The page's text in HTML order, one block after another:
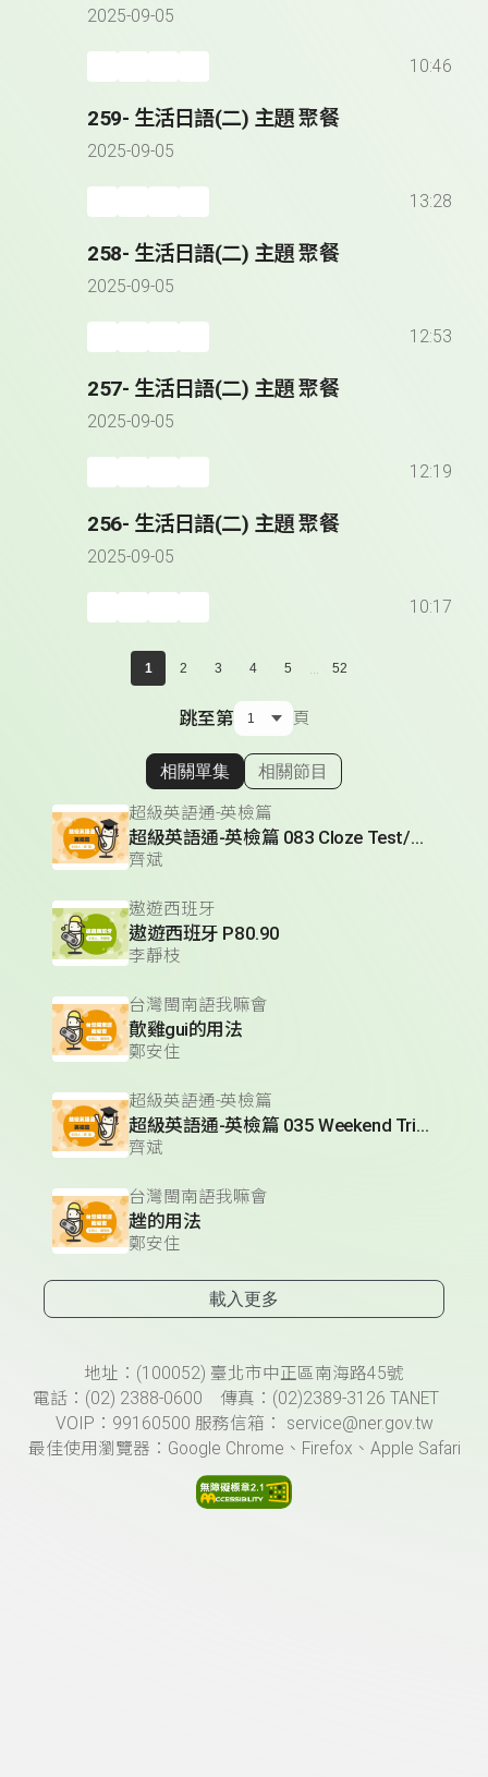
2025-09-05
10:46
259- 生活日語(二) 主題 聚餐
2025-09-05
13:28
258- 生活日語(二) 主題 聚餐
2025-09-05
12:53
257- 生活日語(二) 主題 聚餐
2025-09-05
12:19
256- 生活日語(二) 主題 聚餐
2025-09-05
10:17
1 2 3 4 5 ... 52
跳至第 頁
顯示相關單集
相關單集 相關節目
超級英語通-英檢篇
超級英語通-英檢篇 083 Cloze Test/段落填空-13
齊斌
遨遊西班牙
遨遊西班牙 P80.90
李靜枝
台灣閩南語我嘛會
歕雞gui的用法
鄭安住
超級英語通-英檢篇
超級英語通-英檢篇 035 Weekend Trip- 週末旅遊
齊斌
台灣閩南語我嘛會
趖的用法
鄭安住
載入更多
頁尾資訊地址：(100052) 臺北市中正區南海路45號
電話：(02) 2388-0600 傳真：(02)2389-3126 TANET
VOIP：99160500 服務信箱： service@ner.gov.tw
最佳使用瀏覽器：Google Chrome、Firefox、Apple Safari